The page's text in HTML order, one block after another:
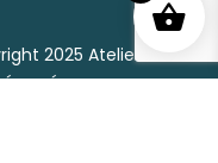
2025 Atelier Clair-